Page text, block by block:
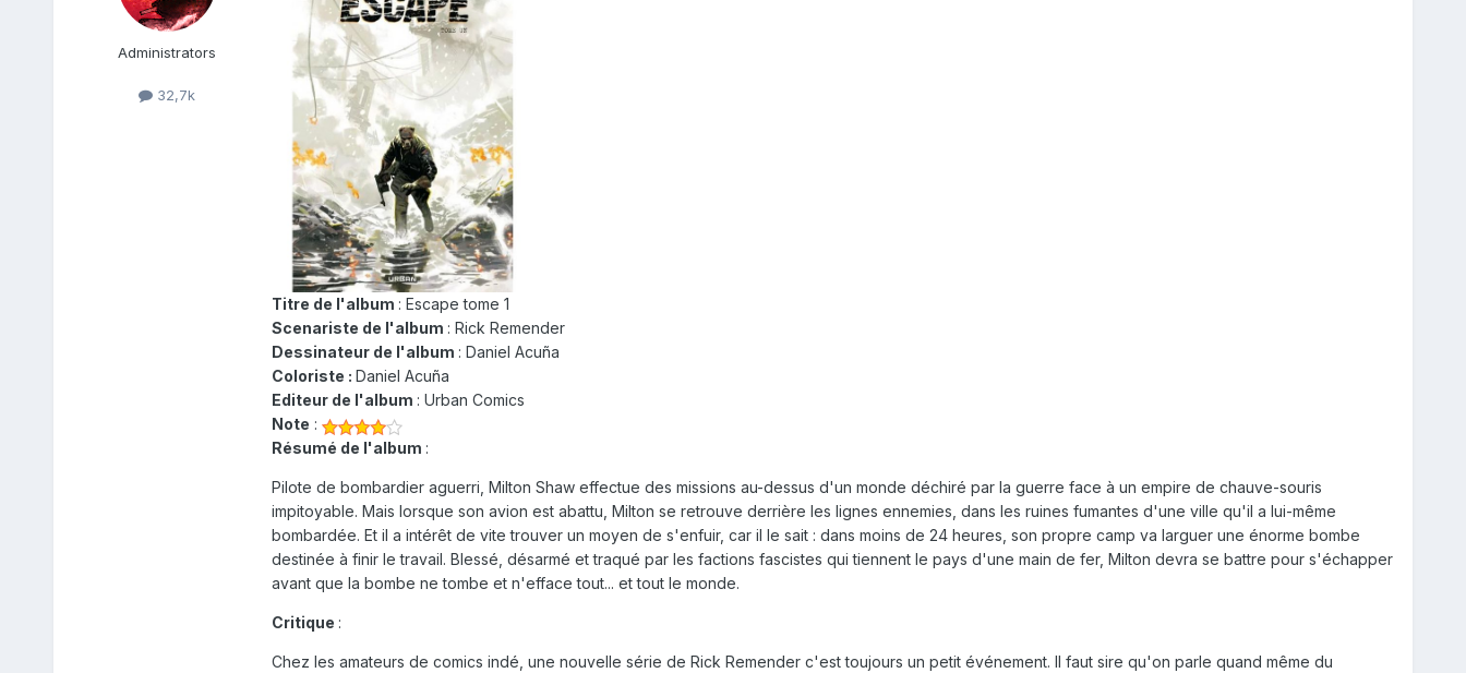
Administrators
32,7k
Titre de l'album : Escape tome 1
Scenariste de l'album : Rick Remender
Dessinateur de l'album : Daniel Acuña
Coloriste : Daniel Acuña
Editeur de l'album : Urban Comics
Note :
Résumé de l'album :
Pilote de bombardier aguerri, Milton Shaw effectue des missions au-dessus d'un monde déchiré par la guerre face à un empire de chauve-souris
impitoyable. Mais lorsque son avion est abattu, Milton se retrouve derrière les lignes ennemies, dans les ruines fumantes d'une ville qu'il a lui-même
bombardée. Et il a intérêt de vite trouver un moyen de s'enfuir, car il le sait : dans moins de 24 heures, son propre camp va larguer une énorme bombe
destinée à finir le travail. Blessé, désarmé et traqué par les factions fascistes qui tiennent le pays d'une main de fer, Milton devra se battre pour s'échapper
avant que la bombe ne tombe et n'efface tout... et tout le monde.
Critique :
Chez les amateurs de comics indé, une nouvelle série de Rick Remender c'est toujours un petit événement. Il faut sire qu'on parle quand même du